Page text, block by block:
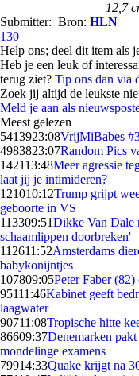
12,7
Submitter: Bron: HLN
130
Help ons; deel dit item als
Heb je een leuk of
terug ziet? Tip ons dan via
Zoek jij altijd de leukste
Meld je aan als
Meest gelezen
5413923:08VrijMiBabes
4983823:07Random Pics
142113:48Meer agressie
laat jij je intimideren?
121010:12Trump grijpt
geboorte in VS
113309:51Dikke Van Dale
schaamlippen doorbreken'
112611:52Amsterdams
babykonijntjes
107809:05Peter Faber (82)
95111:46Kabinet geeft
laagwater
90711:08Tropische hitte
86609:37Denemarken
mondelinge examens
79914:33Quake krijgt na